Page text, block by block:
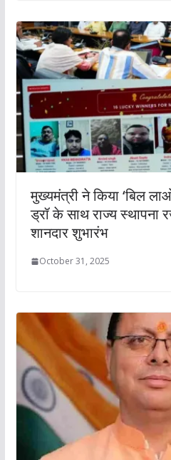
मुख्यमंत्री ने किया ‘बिल
ड्रॉ के साथ राज्य स्थापना
शानदार शुभारंभ
October 31, 2025